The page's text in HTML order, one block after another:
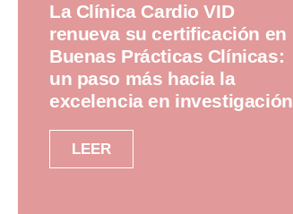
La Clínica Cardio VID
renueva su certificación en
Buenas Prácticas Clínicas:
un paso más hacia la
excelencia en investigación
LEER